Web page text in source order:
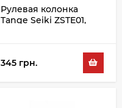
Рулевая колонка
Tange Seiki ZSTE01,
345 грн.